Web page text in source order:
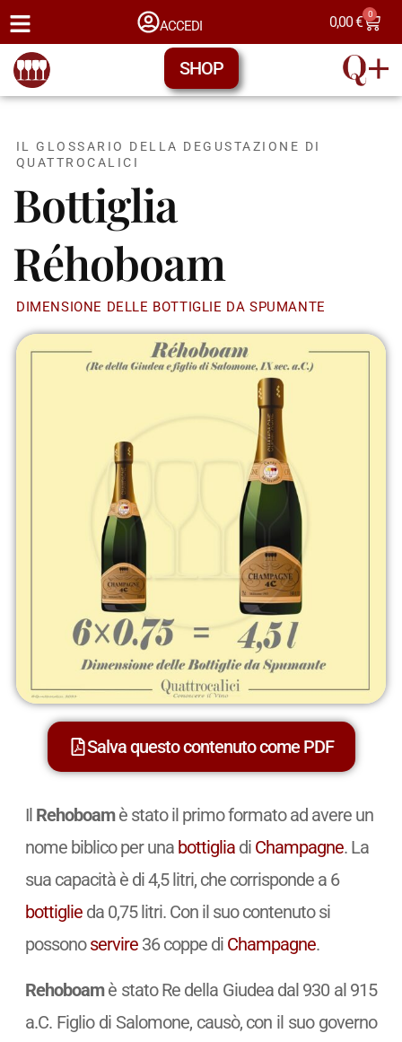
ACCEDI 0,00€ 0
SHOP
IL GLOSSARIO DELLA DEGUSTAZIONE DI
QUATTROCALICI
Bottiglia
Réhoboam
DIMENSIONE DELLE BOTTIGLIE DA SPUMANTE
Salva questo contenuto come PDF
Il Rehoboamè stato il primo formato ad avere un
nome biblico per una bottigliadi Champagne. La
sua capacità è di 4,5 litri, che corrisponde a 6
bottiglieda 0,75 litri. Con il suo contenuto si
possonoservire36 coppe di Champagne.
Rehoboamè stato Re della Giudea dal 930 al 915
a.C. Figlio di Salomone, causò, con il suo governo